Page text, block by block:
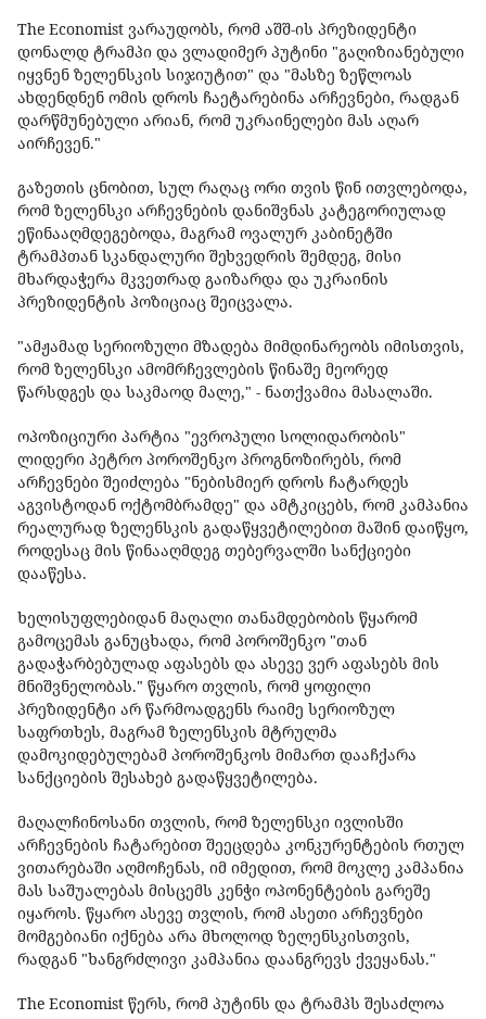
The Economist ვარაუდობს, რომ აშშ-ის პრეზიდენტი
დონალდ ტრამპი და ვლადიმერ პუტინი "გაღიზიანებული
იყვნენ ზელენსკის სიჯიუტით" და "მასზე ზეწლოას
ახდენდნენ ომის დროს ჩაეტარებინა არჩევნები, რადგან
დარწმუნებული არიან, რომ უკრაინელები მას აღარ
აირჩევენ."
გაზეთის ცნობით, სულ რაღაც ორი თვის წინ ითვლებოდა,
რომ ზელენსკი არჩევნების დანიშვნას კატეგორიულად
ეწინააღმდეგებოდა, მაგრამ ოვალურ კაბინეტში
ტრამპთან სკანდალური შეხვედრის შემდეგ, მისი
მხარდაჭერა მკვეთრად გაიზარდა და უკრაინის
პრეზიდენტის პოზიციაც შეიცვალა.
"ამჟამად სერიოზული მზადება მიმდინარეობს იმისთვის,
რომ ზელენსკი ამომრჩევლების წინაშე მეორედ
წარსდგეს და საკმაოდ მალე," - ნათქვამია მასალაში.
ოპოზიციური პარტია "ევროპული სოლიდარობის"
ლიდერი პეტრო პოროშენკო პროგნოზირებს, რომ
არჩევნები შეიძლება "ნებისმიერ დროს ჩატარდეს
აგვისტოდან ოქტომბრამდე" და ამტკიცებს, რომ კამპანია
რეალურად ზელენსკის გადაწყვეტილებით მაშინ დაიწყო,
როდესაც მის წინააღმდეგ თებერვალში სანქციები
დააწესა.
ხელისუფლებიდან მაღალი თანამდებობის წყარომ
გამოცემას განუცხადა, რომ პოროშენკო "თან
გადაჭარბებულად აფასებს და ასევე ვერ აფასებს მის
მნიშვნელობას." წყარო თვლის, რომ ყოფილი
პრეზიდენტი არ წარმოადგენს რაიმე სერიოზულ
საფრთხეს, მაგრამ ზელენსკის მტრულმა
დამოკიდებულებამ პოროშენკოს მიმართ დააჩქარა
სანქციების შესახებ გადაწყვეტილება.
მაღალჩინოსანი თვლის, რომ ზელენსკი ივლისში
არჩევნების ჩატარებით შეეცდება კონკურენტების რთულ
ვითარებაში აღმოჩენას, იმ იმედით, რომ მოკლე კამპანია
მას საშუალებას მისცემს კენჭი ოპონენტების გარეშე
იყაროს. წყარო ასევე თვლის, რომ ასეთი არჩევნები
მომგებიანი იქნება არა მხოლოდ ზელენსკისთვის,
რადგან "ხანგრძლივი კამპანია დაანგრევს ქვეყანას."
The Economist წერს, რომ პუტინს და ტრამპს შესაძლოა